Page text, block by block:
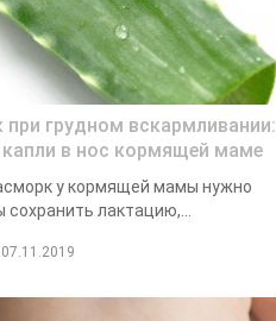
грудном вскармливании:
капли в нос кормящей маме
у кормящей мамы нужно
сохранить лактацию,...
07.11.2019